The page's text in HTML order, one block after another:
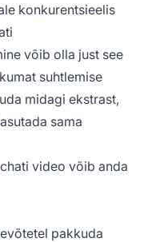
konkurentsieelis
võib olla just see
suhtlemise
midagi ekstrast,
sama
video võib anda
pakkuda